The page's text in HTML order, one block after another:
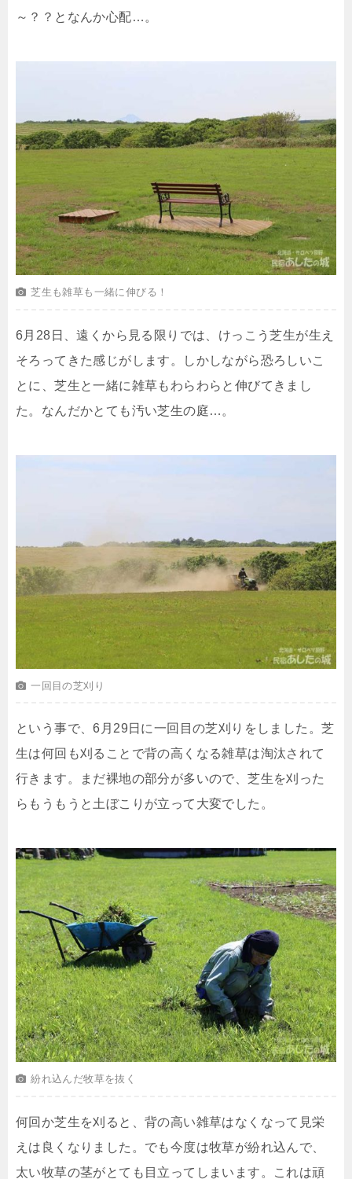
～？？となんか心配…。
芝生も雑草も一緒に伸びる！
6月28日、遠くから見る限りでは、けっこう芝生が生え
そろってきた感じがします。しかしながら恐ろしいこ
とに、芝生と一緒に雑草もわらわらと伸びてきまし
た。なんだかとても汚い芝生の庭…。
一回目の芝刈り
という事で、6月29日に一回目の芝刈りをしました。芝
生は何回も刈ることで背の高くなる雑草は淘汰されて
行きます。まだ裸地の部分が多いので、芝生を刈った
らもうもうと土ぼこりが立って大変でした。
紛れ込んだ牧草を抜く
何回か芝生を刈ると、背の高い雑草はなくなって見栄
えは良くなりました。でも今度は牧草が紛れ込んで、
太い牧草の茎がとても目立ってしまいます。これは頑